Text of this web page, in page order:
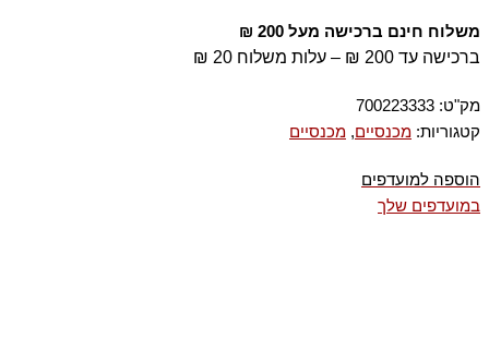
משלוח חינם ברכישה מעל 200 ₪
ברכישה עד 200 ₪ – עלות משלוח 20 ₪
מק"ט: 700223333
קטגוריות: מכנסיים, מכנסיים
הוספה למועדפים
במועדפים שלך